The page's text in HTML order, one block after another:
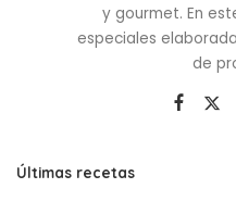
y gourmet. En
especiales
de
Últimas recetas